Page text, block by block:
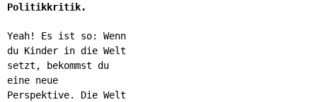
Politikkritik.
Yeah! Es ist so: Wenn
du Kinder in die Welt
setzt, bekommst du
eine neue
Perspektive. Die Welt